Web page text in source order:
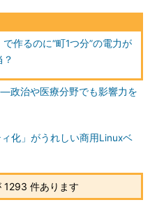
作るのに“町1つ分”の電力が
政治や医療分野でも影響力を
ィ化」がうれしい商用Linuxベ
1293 件あります